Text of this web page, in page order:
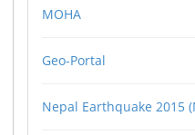
MOHA
Geo-Portal
Nepal Earthquake 2015